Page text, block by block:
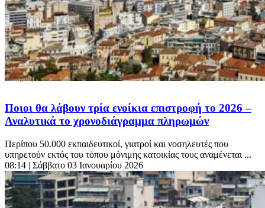
Ποιοι θα λάβουν τρία ενοίκια επιστροφή το 2026 –
Αναλυτικά το χρονοδιάγραμμα πληρωμών
Περίπου 50.000 εκπαιδευτικοί, γιατροί και νοσηλευτές που
υπηρετούν εκτός του τόπου μόνιμης κατοικίας τους αναμένεται ...
08:14 | Σάββατο 03 Ιανουαρίου 2026